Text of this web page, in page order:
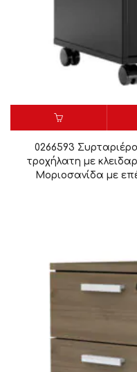
0266593
τροχήλατη με
Μοριοσανίδα με